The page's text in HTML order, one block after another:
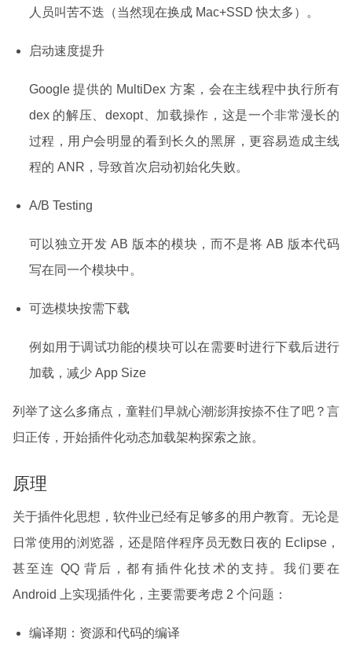
人员叫苦不迭（当然现在换成 Mac+SSD 快太多）。
启动速度提升
Google 提供的 MultiDex 方案，会在主线程中执行所有
dex 的解压、dexopt、加载操作，这是一个非常漫长的
过程，用户会明显的看到长久的黑屏，更容易造成主线
程的 ANR，导致首次启动初始化失败。
A/B Testing
可以独立开发 AB 版本的模块，而不是将 AB 版本代码
写在同一个模块中。
可选模块按需下载
​例如用于调试功能的模块可以在需要时进行下载后进行
加载，减少 App Size
列举了这么多痛点，童鞋们早就心潮澎湃按捺不住了吧？言
归正传，开始插件化动态加载架构探索之旅。
原理
关于插件化思想，软件业已经有足够多的用户教育。无论是
日常使用的浏览器，还是陪伴程序员无数日夜的 Eclipse，
甚至连 QQ 背后，都有插件化技术的支持。我们要在
Android 上实现插件化，主要需要考虑 2 个问题：
编译期：资源和代码的编译